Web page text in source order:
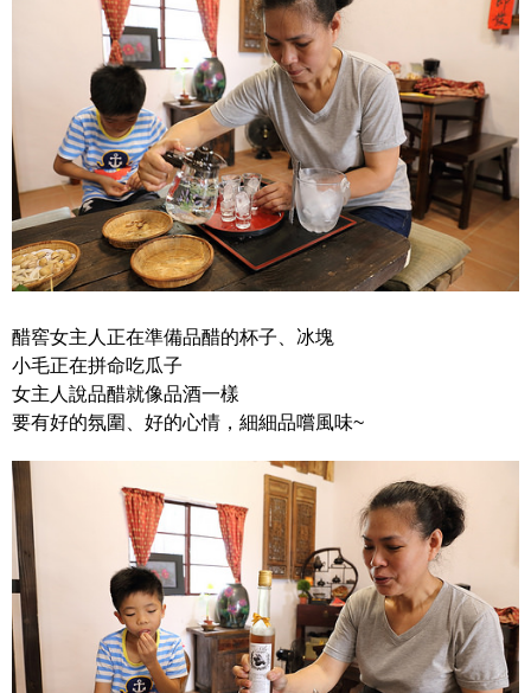
醋窖女主人正在準備品醋的杯子、冰塊
小毛正在拼命吃瓜子
女主人說品醋就像品酒一樣
要有好的氛圍、好的心情，細細品嚐風味~